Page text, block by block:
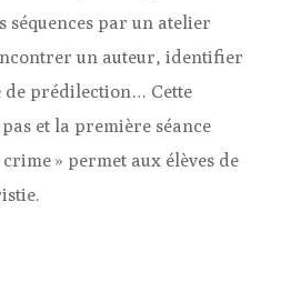
séquences par un atelier
un auteur, identifier
de prédilection… Cette
pas et la première séance
» permet aux élèves de